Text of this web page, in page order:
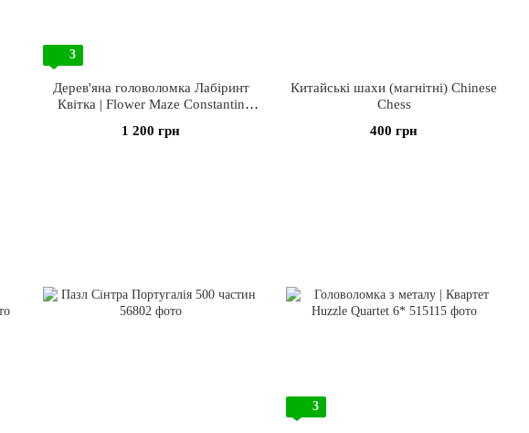
3
Дерев'яна головоломка Лабіринт
Квітка | Flower Maze Constantin
1 200 грн
Китайські шахи (магнітні) Chinese
Chess
400 грн
3